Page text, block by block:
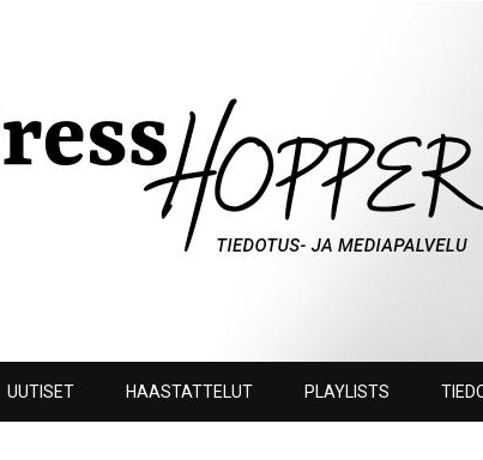
UUTISET HAASTATTELUT PLAYLISTS